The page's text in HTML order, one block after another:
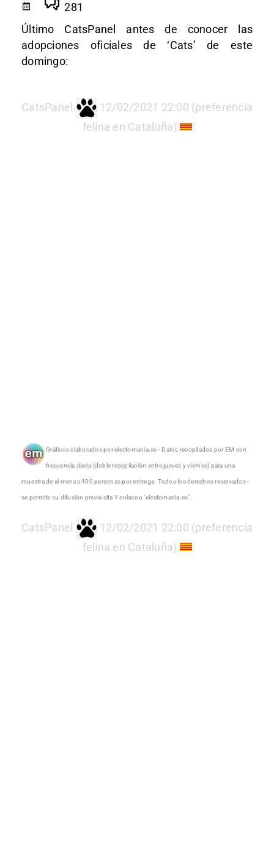
281
Último CatsPanel antes de conocer las
adopciones oficiales de ‘Cats’ de este
domingo:
CatsPanel
12/02/2021 22:00 (preferencia
felina en Cataluña)
Gráficos elaborados por electomania.es - Datos recopilados por EM con
frecuencia diaria (doble recopilación entre jueves y viernes) para una
muestra de al menos 400 personas por entrega. Todos los derechos reservados -
se permite su difusión previa cita Y enlace a "electomania.es".
CatsPanel
12/02/2021 22:00 (preferencia
felina en Cataluña)